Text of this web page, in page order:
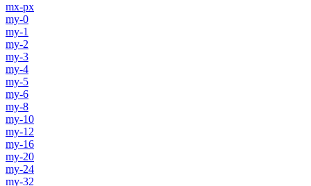
mx-px
my-0
my-1
my-2
my-3
my-4
my-5
my-6
my-8
my-10
my-12
my-16
my-20
my-24
my-32